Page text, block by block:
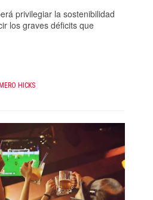
privilegiar la sostenibilidad
los graves déficits que
HICKS